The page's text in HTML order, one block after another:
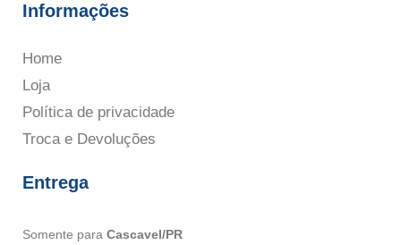
Informações
Home
Loja
Política de privacidade
Troca e Devoluções
Entrega
Somente para Cascavel/PR